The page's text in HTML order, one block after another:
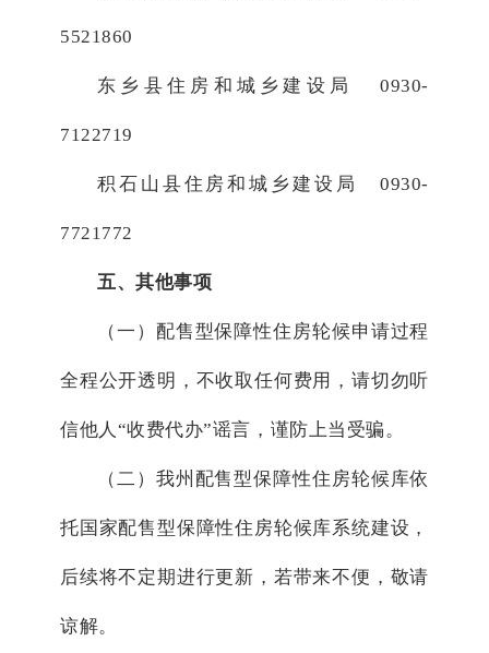
5521860
东乡县住房和城乡建设局 0930-
7122719
积石山县住房和城乡建设局 0930-
7721772
五、其他事项
（一）配售型保障性住房轮候申请过程
全程公开透明，不收取任何费用，请切勿听
信他人“收费代办”谣言，谨防上当受骗。
（二）我州配售型保障性住房轮候库依
托国家配售型保障性住房轮候库系统建设，
后续将不定期进行更新，若带来不便，敬请
谅解。